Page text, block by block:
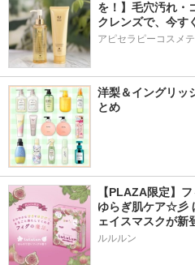
を！】毛穴汚れ・
クレンズで、今す
アピセラピーコスメ
洋梨＆イングリッ
とめ
【PLAZA限定】
ゆらぎ肌ケア☆彡
ェイスマスクが新
ルルルン